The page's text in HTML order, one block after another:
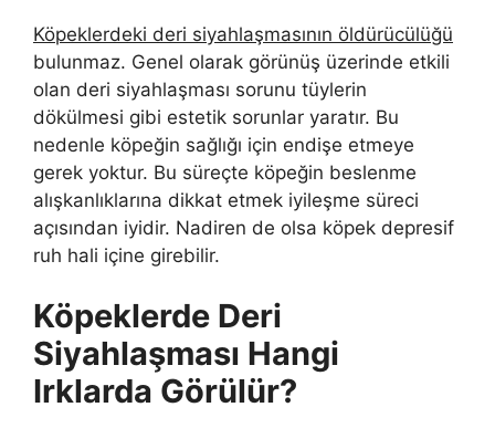
Köpeklerdeki deri siyahlaşmasının öldürücülüğü
bulunmaz. Genel olarak görünüş üzerinde etkili
olan deri siyahlaşması sorunu tüylerin
dökülmesi gibi estetik sorunlar yaratır. Bu
nedenle köpeğin sağlığı için endişe etmeye
gerek yoktur. Bu süreçte köpeğin beslenme
alışkanlıklarına dikkat etmek iyileşme süreci
açısından iyidir. Nadiren de olsa köpek depresif
ruh hali içine girebilir.
Köpeklerde Deri
Siyahlaşması Hangi
Irklarda Görülür?